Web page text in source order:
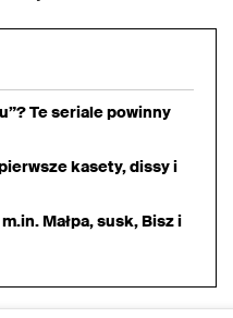
Te seriale powinny
kasety, dissy i
Małpa, susk, Bisz i